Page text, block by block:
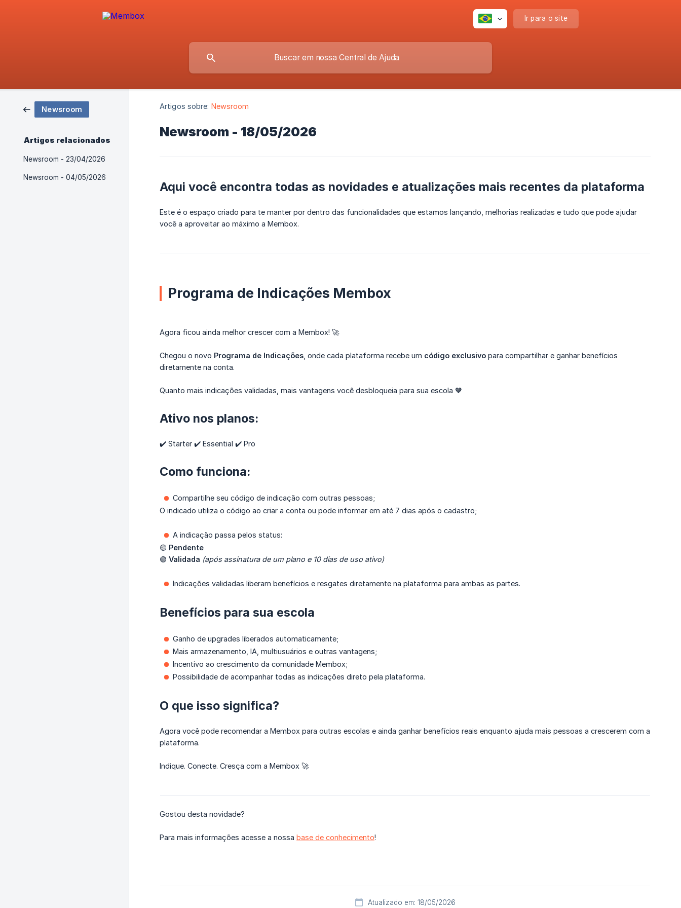
Ir para o site
Newsroom
Artigos relacionados
Newsroom - 23/04/2026
Newsroom - 04/05/2026
Artigos sobre: Newsroom
Newsroom - 18/05/2026
Aqui você encontra todas as novidades e atualizações mais recentes da plataforma
Este é o espaço criado para te manter por dentro das funcionalidades que estamos lançando, melhorias realizadas e tudo que pode ajudar
você a aproveitar ao máximo a Membox.
Programa de Indicações Membox
Agora ficou ainda melhor crescer com a Membox! 🚀
Chegou o novo Programa de Indicações , onde cada plataforma recebe um código exclusivo para compartilhar e ganhar benefícios
diretamente na conta.
Quanto mais indicações validadas, mais vantagens você desbloqueia para sua escola 🧡
Ativo nos planos:
✔️ Starter ✔️ Essential ✔️ Pro
Como funciona:
Compartilhe seu código de indicação com outras pessoas;
O indicado utiliza o código ao criar a conta ou pode informar em até 7 dias após o cadastro;
A indicação passa pelos status:
🟡 Pendente
🟢 Validada (após assinatura de um plano e 10 dias de uso ativo)
Indicações validadas liberam benefícios e resgates diretamente na plataforma para ambas as partes.
Benefícios para sua escola
Ganho de upgrades liberados automaticamente;
Mais armazenamento, IA, multiusuários e outras vantagens;
Incentivo ao crescimento da comunidade Membox;
Possibilidade de acompanhar todas as indicações direto pela plataforma.
O que isso significa?
Agora você pode recomendar a Membox para outras escolas e ainda ganhar benefícios reais enquanto ajuda mais pessoas a crescerem com a
plataforma.
Indique. Conecte. Cresça com a Membox 🚀
Gostou desta novidade?
Para mais informações acesse a nossa base de conhecimento!
Atualizado em: 18/05/2026